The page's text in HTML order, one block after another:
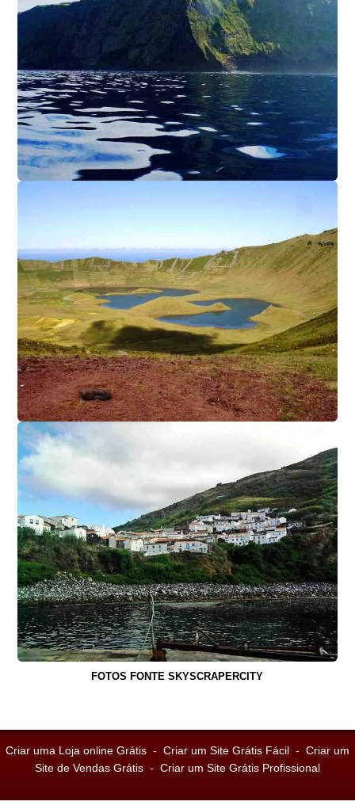
FOTOS FONTE SKYSCRAPERCITY
Criar uma Loja online Grátis - Criar um Site Grátis Fácil - Criar um
Site de Vendas Grátis - Criar um Site Grátis Profissional